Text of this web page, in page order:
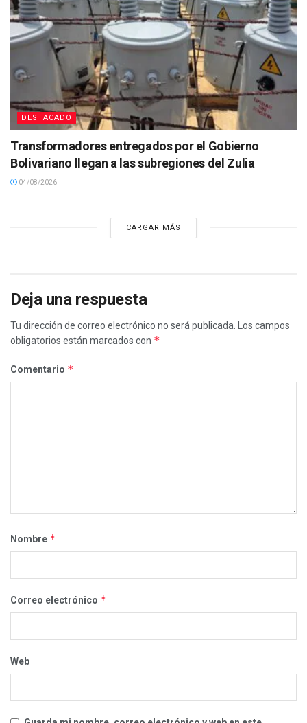
DESTACADO
Transformadores entregados por el Gobierno
Bolivariano llegan a las subregiones del Zulia
04/08/2026
CARGAR MÁS
Deja una respuesta
Tu dirección de correo electrónico no será publicada.
Los campos
obligatorios están marcados con *
Comentario *
Nombre *
Correo electrónico *
Web